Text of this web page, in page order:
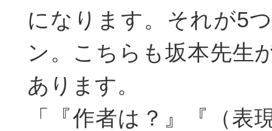
になります。それが5
ン。こちらも坂本先生
あります。
「『作者は？』『（表